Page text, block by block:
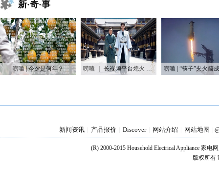
新·奇·事
唠嗑 | 今夕是何年？ 唠嗑 ｜ 长视频平台熄火 长剧迷你化能逆风翻盘吗？
新闻资讯 产品报价 Discover 网站介绍 网站地图
(R) 2000-2015 Household Electrical Appliance 家电
版权所有